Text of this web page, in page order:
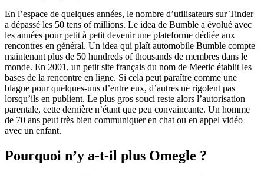
En l’espace de quelques années, le nombre d’utilisateurs sur Tinder
a dépassé les 50 tens of millions. Le idea de Bumble a évolué avec
les années pour petit à petit devenir une plateforme dédiée aux
rencontres en général. Un idea qui plaît automobile Bumble compte
maintenant plus de 50 hundreds of thousands de membres dans le
monde. En 2001, un petit site français du nom de Meetic établit les
bases de la rencontre en ligne. Si cela peut paraître comme une
blague pour quelques-uns d’entre eux, d’autres ne rigolent pas
lorsqu’ils en publient. Le plus gros souci reste alors l’autorisation
parentale, cette dernière n’étant que peu convaincante. Un homme
de 70 ans peut très bien communiquer en chat ou en appel vidéo
avec un enfant.
Pourquoi n’y a-t-il plus Omegle ?